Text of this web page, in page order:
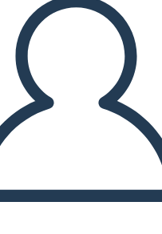
MULLE